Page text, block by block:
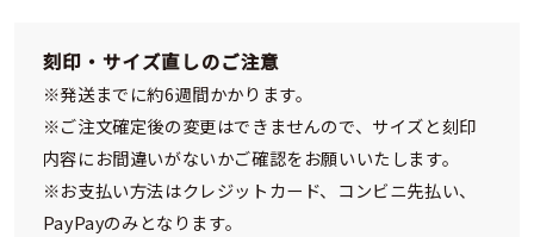
刻印・サイズ直しのご注意
※発送までに約6週間かかります。
※ご注文確定後の変更はできませんので、サイズと刻印
内容にお間違いがないかご確認をお願いいたします。
※お支払い方法はクレジットカード、コンビニ先払い、
PayPayのみとなります。